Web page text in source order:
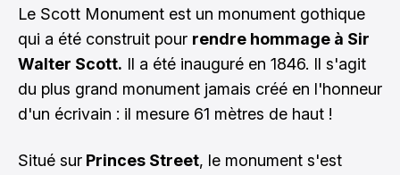
Le Scott Monument est un monument gothique
qui a été construit pour rendre hommage à Sir
Walter Scott. Il a été inauguré en 1846. Il s'agit
du plus grand monument jamais créé en l'honneur
d'un écrivain : il mesure 61 mètres de haut !
Situé sur Princes Street, le monument s'est